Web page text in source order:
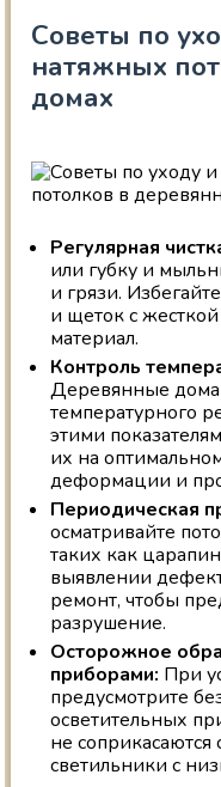
Советы по
натяжных
домах
Регулярная
или губку и
и грязи.
и щеток с
материал.
Контроль
Деревянные
температурного
этими
их на
деформации и
Периодическая
осматривайте
таких как
выявлении
ремонт, чтобы
разрушение.
Осторожное
приборами: При
предусмотрите
осветительных
не
светильники с